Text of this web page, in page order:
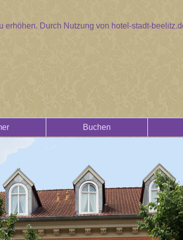
Durch Nutzung von hotel-stadt-
Buchen